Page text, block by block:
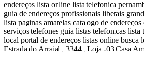
endereços lista online lista telefonica
guia de endereços profissionais liberais
lista paginas amarelas catalogo de endereços
serviços telefones guia listas telefonicas lista
local portal de endereços listas online busca
Estrada do Arraial , 3344 , Loja -03 Casa